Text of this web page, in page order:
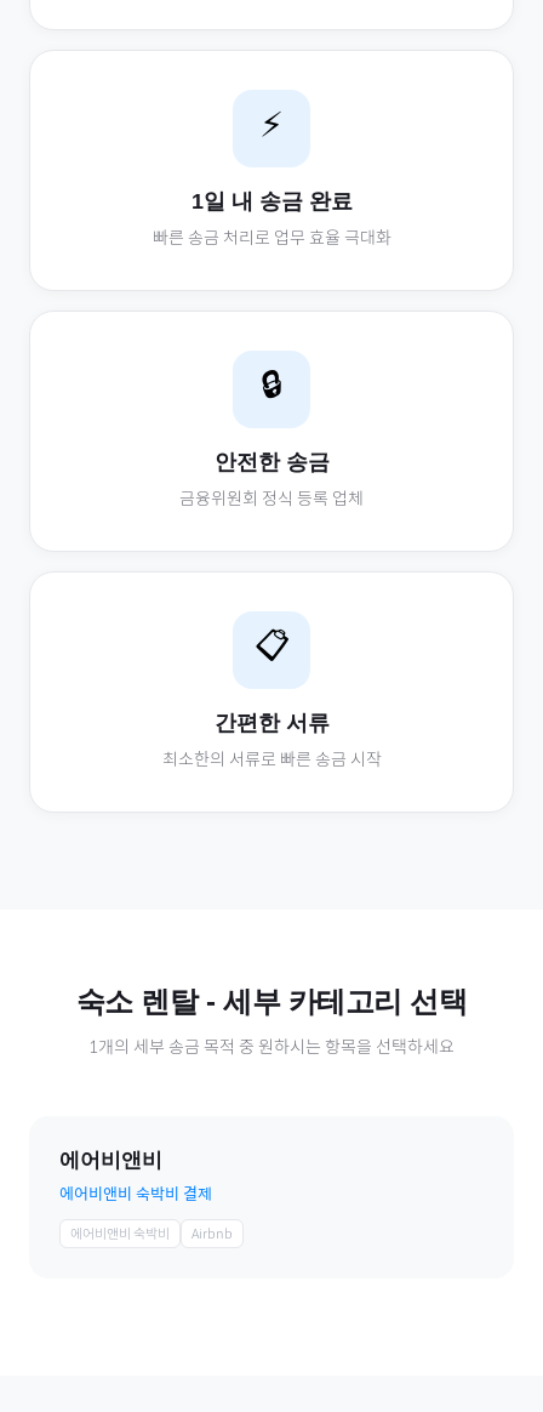
⚡
1일 내 송금 완료
빠른 송금 처리로 업무 효율 극대화
🔒
안전한 송금
금융위원회 정식 등록 업체
📋
간편한 서류
최소한의 서류로 빠른 송금 시작
숙소 렌탈- 세부 카테고리 선택
1개의 세부 송금 목적 중 원하시는 항목을 선택하세요
에어비앤비
에어비앤비 숙박비 결제
에어비앤비 숙박비 Airbnb